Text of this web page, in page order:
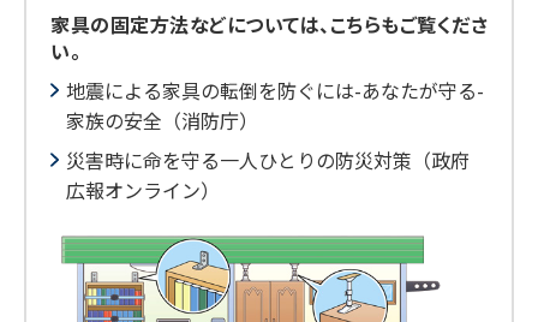
家具の固定方法などについては、こちらもご覧くださ
い。
地震による家具の転倒を防ぐには-あなたが守る-
家族の安全（消防庁）
災害時に命を守る一人ひとりの防災対策（政府
広報オンライン）